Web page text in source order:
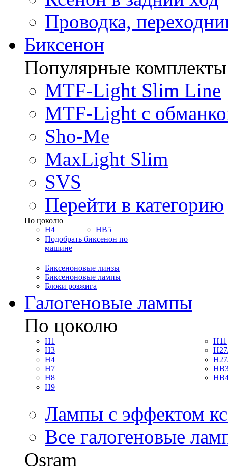
Проводка,
Биксенон
Популярные комплекты
MTF-Light Slim Line
MTF-Light с
Sho-Me
MaxLight Slim
SVS
Перейти в категорию
По цоколю
H4
HB5
Подобрать биксенон по
машине
Биксеноновые линзы
Биксеноновые лампы
Блоки розжига
Галогеновые лампы
По цоколю
H1
H3
H4
H7
H8
H9
H11
Лампы с эффектом
Все галогеновые
Osram